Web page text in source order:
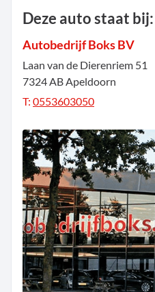
Deze auto staat bij:
Autobedrijf Boks BV
Laan van de Dierenriem 51
7324 ABApeldoorn
T: 0553603050